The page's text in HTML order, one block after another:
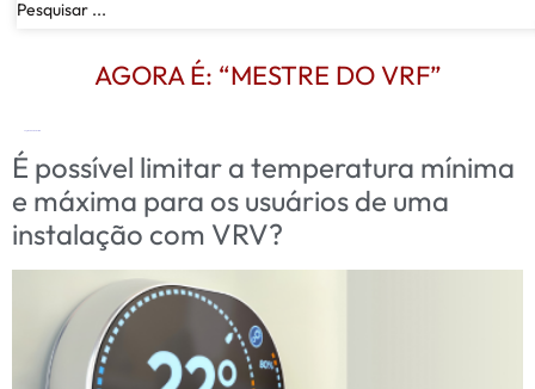
AGORA É: “MESTRE DO VRF”
É possível limitar a temperatura mínima
e máxima para os usuários de uma
instalação com VRV?